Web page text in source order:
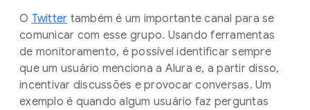
O Twitter também é um importante canal para se
comunicar com esse grupo. Usando ferramentas
de monitoramento, é possível identificar sempre
que um usuário menciona a Alura e, a partir disso,
incentivar discussões e provocar conversas. Um
exemplo é quando algum usuário faz perguntas